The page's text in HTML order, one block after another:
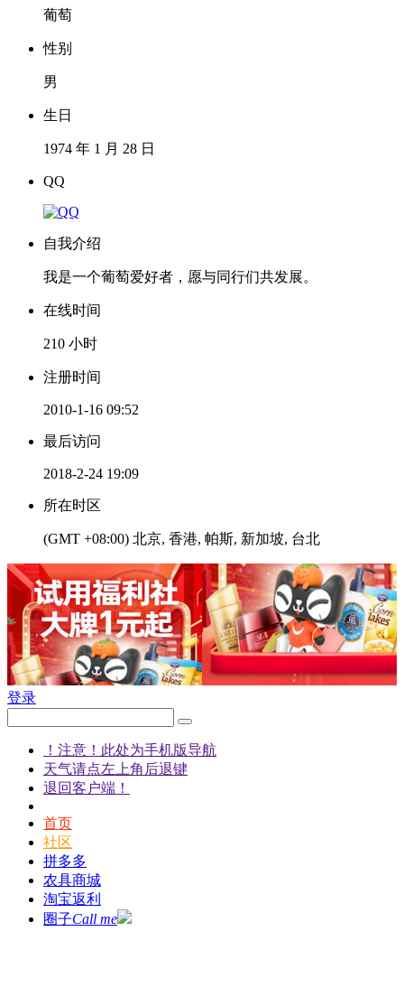
葡萄
性别
男
生日
1974 年 1 月 28 日
QQ
自我介绍
我是一个葡萄爱好者，愿与同行们共发展。
在线时间
210 小时
注册时间
2010-1-16 09:52
最后访问
2018-2-24 19:09
所在时区
(GMT +08:00) 北京, 香港, 帕斯, 新加坡, 台北
登录
！注意！此处为手机版导航
天气请点左上角后退键
退回客户端！
首页
社区
拼多多
农具商城
淘宝返利
圈子Call me